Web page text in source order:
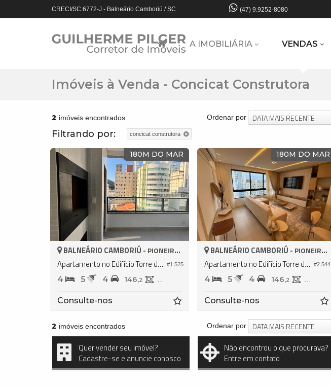
CRECI/SC 6772-J - Balneário Camboriú /SC (47) 9.9252-8080
A IMOBILIÁRIA VENDAS
Imóveis à Venda - Concicat Construtora
2 imóveis encontrados Ordenar por DATA MAIS RECENTE
Filtrando por: concicat construtora
180M DO MAR
#1.525
BALNEÁRIO CAMBORIÚ - PIONEIROS
Apartamento no Edifício Torre de Booz
4 5 4 146,2 146,
Consulte-nos
180M DO MAR
#2.544
BALNEÁRIO CAMBORIÚ - PIONEIROS
Apartamento no Edifício Torre de Booz
4 5 4 146,2 146,
Consulte-nos
2 imóveis encontrados Ordenar por DATA MAIS RECENTE
Quer vender seu imóvel?
Cadastre-se e anuncie conosco
Não encontrou o que procurava?
Entre em contato